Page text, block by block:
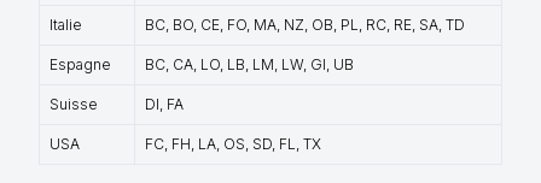
Italie BC, BO, CE, FO, MA, NZ, OB, PL, RC, RE, SA, TD
Espagne BC, CA, LO, LB, LM, LW, GI, UB
Suisse DI, FA
USA FC, FH, LA, OS, SD, FL, TX